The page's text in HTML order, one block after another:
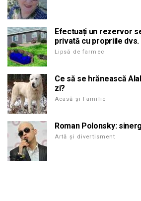
Efectuați un rezervor
privată cu propriile dvs.
Lipsă de farmec
Ce să se hrănească
zi?
Acasă și Familie
Roman Polonsky:
Artă și divertisment